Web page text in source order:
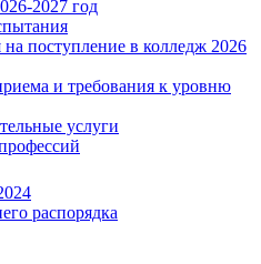
2027 год
поступление в колледж 2026
и требования к уровню
услуги
распорядка